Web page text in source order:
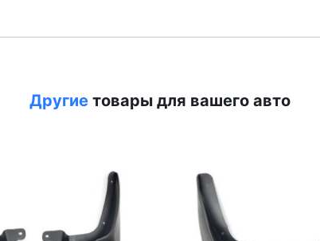
Другие товары для вашего авто